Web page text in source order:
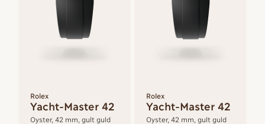
Rolex
Yacht-Master 42
Oyster, 42 mm, gult guld
Rolex
Yacht-Master 42
Oyster, 42 mm, gult guld